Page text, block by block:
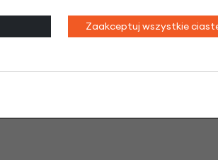
Zaakceptuj wszystkie